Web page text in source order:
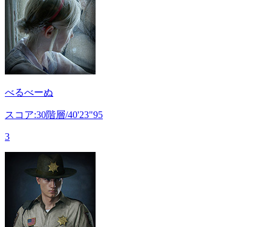
べるべーぬ
スコア:30階層/40'23"95
3